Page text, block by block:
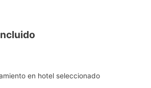
en hotel seleccionado